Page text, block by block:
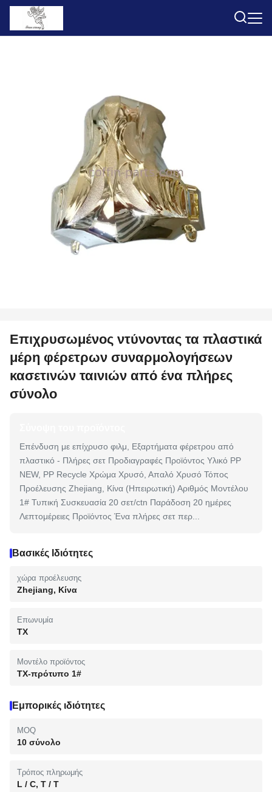
Επιχρυσωμένος ντύνοντας τα πλαστικά
μέρη φέρετρων συναρμολογήσεων
κασετινών ταινιών από ένα πλήρες
σύνολο
Επένδυση με επίχρυσο φιλμ, Εξαρτήματα φέρετρου από
πλαστικό - Πλήρες σετ Προδιαγραφές Προϊόντος Υλικό PP
NEW, PP Recycle Χρώμα Χρυσό, Απαλό Χρυσό Τόπος
Προέλευσης Zhejiang, Κίνα (Ηπειρωτική) Αριθμός Μοντέλου
1# Τυπική Συσκευασία 20 σετ/ctn Παράδοση 20 ημέρες
Λεπτομέρειες Προϊόντος Ένα πλήρες σετ περ...
Βασικές Ιδιότητες
χώρα προέλευσης
Zhejiang, Κίνα
Επωνυμία
TX
Μοντέλο προϊόντος
TX-πρότυπο 1#
Εμπορικές ιδιότητες
MOQ
10 σύνολο
Τρόπος πληρωμής
L / C, T / T